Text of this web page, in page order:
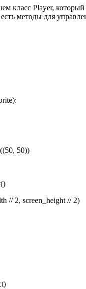
Player, который
методы для
50))
// 2, screen_height // 2)